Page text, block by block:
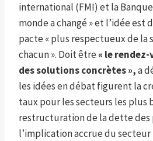
international (FMI) et la
monde a changé » et l’idée est
pacte « plus respectueux de la
chacun ». Doit être « le
des solutions concrètes »,a
les idées en débat figurent la
taux pour les secteurs les plus
restructuration de la dette des
l’implication accrue du secteur